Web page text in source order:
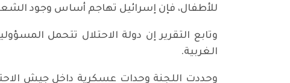
للأطفال، فإن إسرائيل تهاجم أساس وجود
وتابع التقرير إن دولة الاحتلال تتحمل
الغربية.
وحددت اللجنة وحدات عسكرية داخل جيش